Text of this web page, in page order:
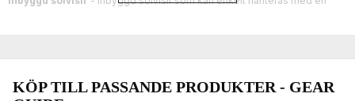
Mikrometrisk justeringsspänne- Ger dig en säker passform som är
KÖP TILL PASSANDE PRODUKTER - GEAR